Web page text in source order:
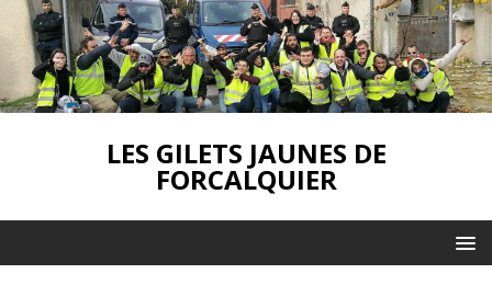
LES GILETS JAUNES DE
FORCALQUIER